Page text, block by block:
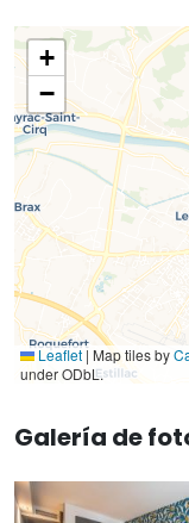
+
−
Leaflet| Map tiles by
under ODbL.
Galería de